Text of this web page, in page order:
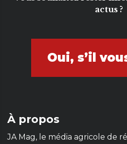
actus ?
Oui, s’il
À propos
JA Mag, le média agricole de